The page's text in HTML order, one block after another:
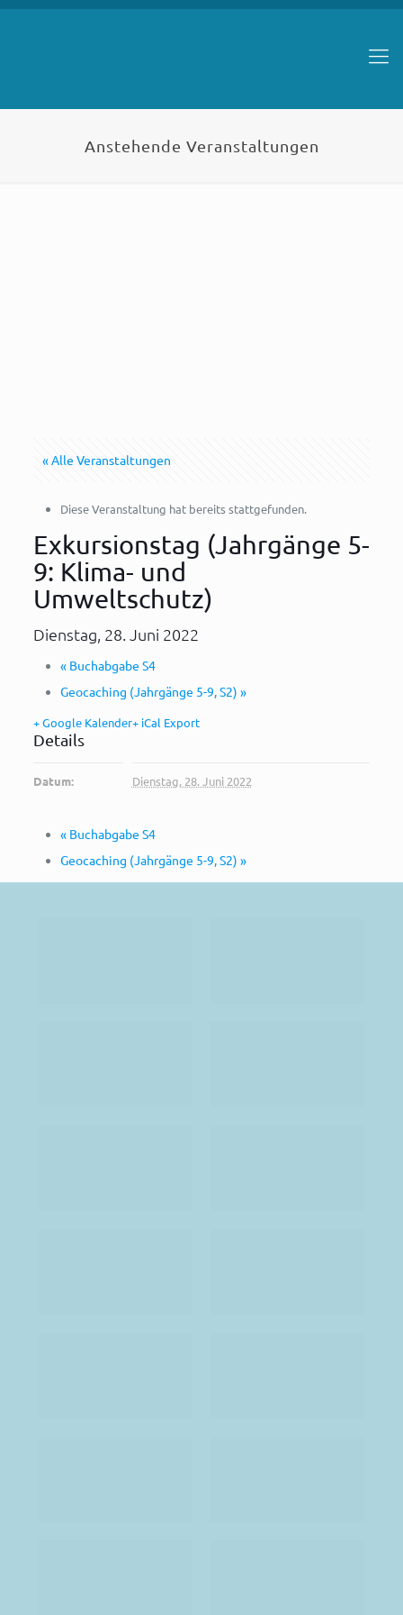
Anstehende Veranstaltungen
« Alle Veranstaltungen
Diese Veranstaltung hat bereits stattgefunden.
Exkursionstag (Jahrgänge 5-
9: Klima- und
Umweltschutz)
Dienstag, 28. Juni 2022
«Buchabgabe S4
Geocaching (Jahrgänge 5-9, S2) »
+ Google Kalender+ iCal Export
Details
Datum: Dienstag, 28. Juni 2022
«Buchabgabe S4
Geocaching (Jahrgänge 5-9, S2) »